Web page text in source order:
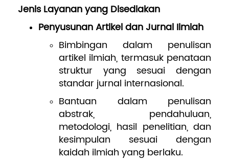
Jenis Layanan yang Disediakan
Penyusunan Artikel dan Jurnal Ilmiah
Bimbingan dalam penulisan
artikel ilmiah, termasuk penataan
struktur yang sesuai dengan
standar jurnal internasional.
Bantuan dalam penulisan
abstrak, pendahuluan,
metodologi, hasil penelitian, dan
kesimpulan sesuai dengan
kaidah ilmiah yang berlaku.